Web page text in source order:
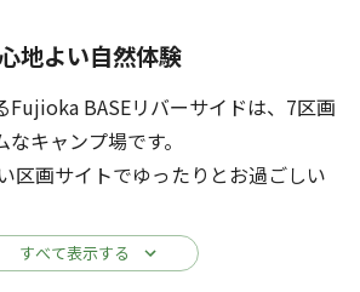
地よい自然体験
Fujioka BASEリバーサイドは、7区画
キャンプ場です。
区画サイトでゆったりとお過ごしい
、川のせせらぎを目の前に感じ、様々
すべて表示する